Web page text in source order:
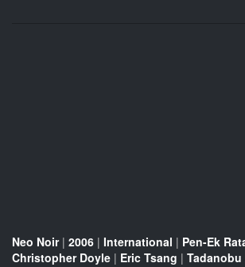
Neo Noir| 2006 | International | Pen-Ek
Christopher Doyle | Eric Tsang | Tadanobu